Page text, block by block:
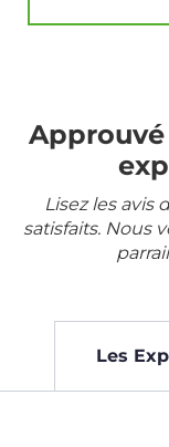
Approuvé
Lisez les avis
satisfaits. Nous
Les